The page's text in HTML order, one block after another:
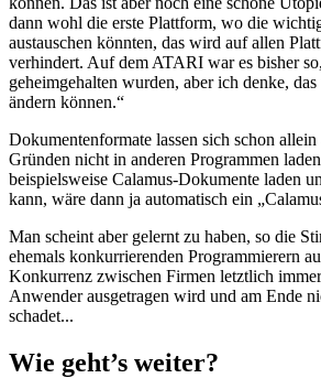
dann wohl die erste Plattform, wo die
austauschen könnten, das wird auf allen
verhindert. Auf dem ATARI war es bisher
geheimgehalten wurden, aber ich denke,
ändern können.“
Dokumentenformate lassen sich schon
Gründen nicht in anderen Programmen
beispielsweise Calamus-Dokumente laden
kann, wäre dann ja automatisch ein
Man scheint aber gelernt zu haben, so die
ehemals konkurrierenden Programmierern
Konkurrenz zwischen Firmen letztlich
Anwender ausgetragen wird und am Ende
schadet...
Wie geht’s weiter?